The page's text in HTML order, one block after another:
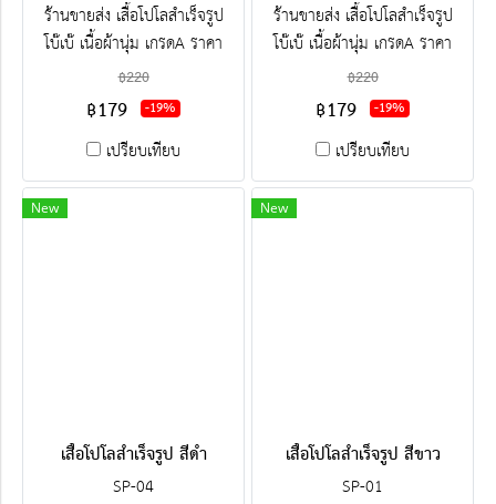
ร้านขายส่ง เสื้อโปโลสำเร็จรูป
โบ๊เบ๊ เนื้อผ้านุ่ม เกรดA ราคา
โรงงาน ขายราคาส่งโบ๊เบ๊ พร้อม
ปัก-สกรีน ครบวงจร ติดต่อฝ่าย
ขาย Line : @jacketbkk (มี@ค่ะ)
฿220
฿179 -19%
เปรียบเทียบ
ร้านขายส่ง เสื้อโปโลสำเร็จรูป
โบ๊เบ๊ เนื้อผ้านุ่ม เกรดA ราคา
โรงงาน ขายราคาส่งโบ๊เบ๊ พร้อม
ปัก-สกรีน ครบวงจร ติดต่อฝ่าย
ขาย Line : @jacketbkk (มี@ค่ะ)
฿220
฿179 -19%
เปรียบเทียบ
New
เสื้อโปโลสำเร็จรูป สีดำ
SP-04
New
เสื้อโปโลสำเร็จรูป สีขาว
SP-01